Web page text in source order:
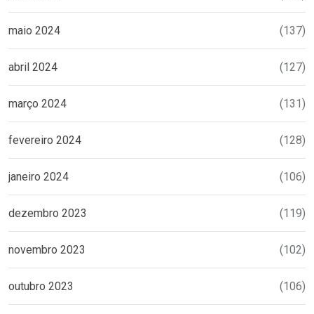
maio 2024 (137)
abril 2024 (127)
março 2024 (131)
fevereiro 2024 (128)
janeiro 2024 (106)
dezembro 2023 (119)
novembro 2023 (102)
outubro 2023 (106)